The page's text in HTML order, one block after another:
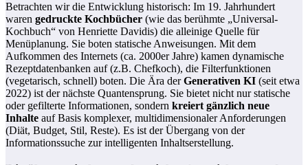
Betrachten wir die Entwicklung historisch: Im 19. Jahrhundert
waren gedruckte Kochbücher (wie das berühmte „Universal-
Kochbuch“ von Henriette Davidis) die alleinige Quelle für
Menüplanung. Sie boten statische Anweisungen. Mit dem
Aufkommen des Internets (ca. 2000er Jahre) kamen dynamische
Rezeptdatenbanken auf (z.B. Chefkoch), die Filterfunktionen
(vegetarisch, schnell) boten. Die Ära derGenerativen KI (seit etwa
2022) ist der nächste Quantensprung. Sie bietet nicht nur statische
oder gefilterte Informationen, sondern kreiert gänzlich neue
Inhalte auf Basis komplexer, multidimensionaler Anforderungen
(Diät, Budget, Stil, Reste). Es ist der Übergang von der
Informationssuche zur intelligenten Inhaltserstellung.